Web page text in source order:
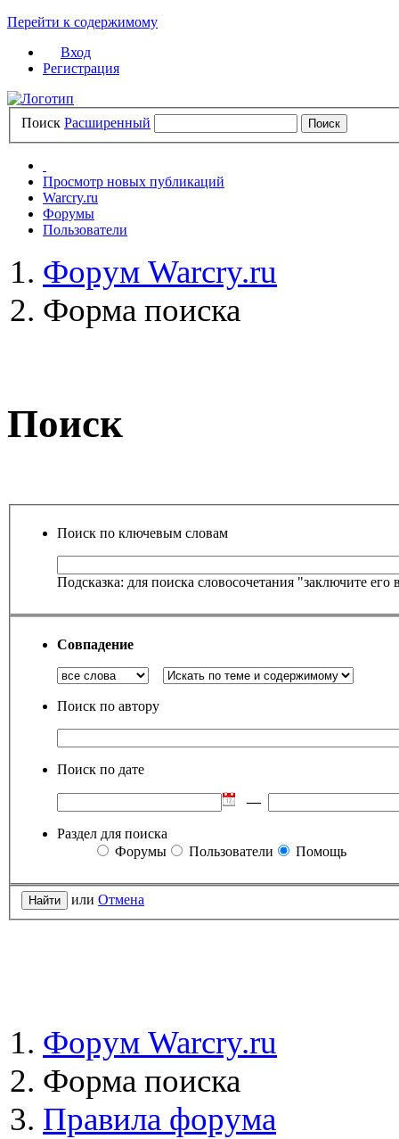
Перейти к содержимому
Вход
Регистрация
Поиск Расширенный
Просмотр новых публикаций
Warcry.ru
Форумы
Пользователи
Форум Warcry.ru
Форма поиска
Поиск
Поиск по ключевым словам
Подсказка: для поиска словосочетания "заключите его
Совпадение
Поиск по автору
Поиск по дате
—
Раздел для поиска
Форумы
Пользователи Помощь
или Отмена
Форум Warcry.ru
Форма поиска
Правила форума